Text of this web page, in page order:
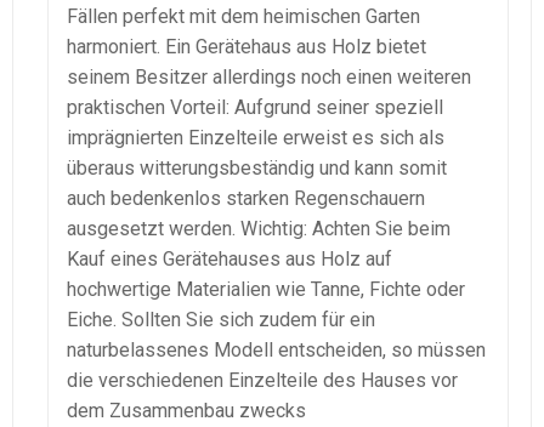
Fällen perfekt mit dem heimischen Garten
harmoniert. Ein Gerätehaus aus Holz bietet
seinem Besitzer allerdings noch einen weiteren
praktischen Vorteil: Aufgrund seiner speziell
imprägnierten Einzelteile erweist es sich als
überaus witterungsbeständig und kann somit
auch bedenkenlos starken Regenschauern
ausgesetzt werden. Wichtig: Achten Sie beim
Kauf eines Gerätehauses aus Holz auf
hochwertige Materialien wie Tanne, Fichte oder
Eiche. Sollten Sie sich zudem für ein
naturbelassenes Modell entscheiden, so müssen
die verschiedenen Einzelteile des Hauses vor
dem Zusammenbau zwecks